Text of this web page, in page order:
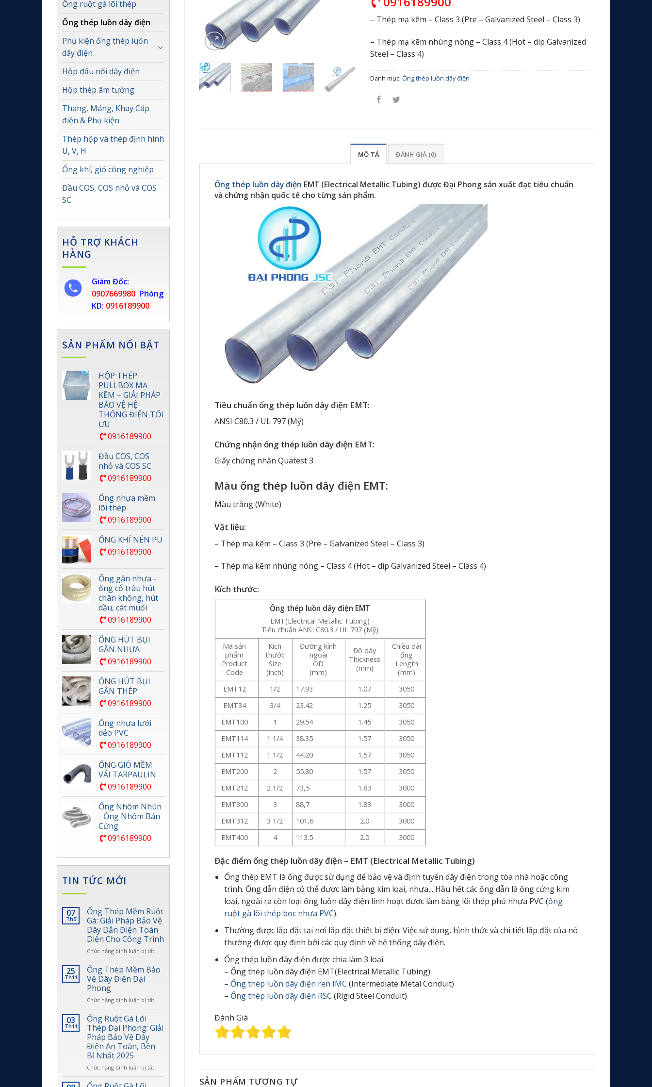
Ống ruột gà lõi thép
Ống thép luồn dây điện
Phụ kiện ống thép luồn
dây điện
Hộp đấu nối dây điện
Hộp thép âm tường
Thang, Máng, Khay Cáp
điện & Phụ kiện
Thép hộp và thép định hình
U, V, H
Ống khí, gió công nghiệp
Đầu COS, COS nhỏ và COS
SC
HỖ TRỢ KHÁCH
HÀNG
Giám Đốc:
0907669980 Phòng
KD: 0916189900
SẢN PHẨM NỔI BẬT
HỘP THÉP
PULLBOX MẠ
KẼM – GIẢI PHÁP
BẢO VỆ HỆ
THỐNG ĐIỆN TỐI
ƯU
0916189900
Đầu COS, COS
nhỏ và COS SC
0916189900
Ống nhựa mềm
lõi thép
0916189900
ỐNG KHÍ NÉN PU
0916189900
Ống gân nhựa -
ống cổ trâu hút
chân không, hút
dầu, cát muối
0916189900
ỐNG HÚT BỤI
GÂN NHỰA
0916189900
ỐNG HÚT BỤI
GÂN THÉP
0916189900
Ống nhựa lưới
dẻo PVC
0916189900
ỐNG GIÓ MỀM
VẢI TARPAULIN
0916189900
Ống Nhôm Nhún
- Ống Nhôm Bán
Cứng
0916189900
TIN TỨC MỚI
07
Th5
Ống Thép Mềm Ruột
Gà: Giải Pháp Bảo Vệ
Dây Dẫn Điện Toàn
Diện Cho Công Trình
Chức năng bình luận bị tắtở
Thép
Giải
Vệ
Dây
Điện
Diện
25
Th11
Ống Thép Mềm Bảo
Vệ Dây Điện Đại
Phong
Chức năng bình luận bị tắtở
Mềm
Bảo
Dây
Đại
03
Th11
Ống Ruột Gà Lõi
Thép Đại Phong: Giải
Pháp Bảo Vệ Dây
Điện An Toàn, Bền
Bỉ Nhất 2025
Chức năng bình luận bị tắtở
Ống
– Thép mạ kẽm – Class 3 (Pre – Galvanized Steel – Class 3)
– Thép mạ kẽm nhúng nóng – Class 4 (Hot – dip Galvanized
Steel – Class 4)
Danh mục:Ống thép luồn dây điện
MÔ TẢ ĐÁNH GIÁ (0)
Ống thép luồn dây điện EMT (Electrical Metallic Tubing) được Đại Phong sản xuất đạt tiêu chuẩn
và chứng nhận quốc tế cho từng sản phẩm.
Tiêu chuẩn ống thép luồn dây điện EMT:
ANSI C80.3 / UL 797 (Mỹ)
Chứng nhận ống thép luồn dây điện EMT:
Giấy chứng nhận Quatest 3
Màu ống thép luồn dây điện EMT:
Màu trắng (White)
Vật liệu:
– Thép mạ kẽm – Class 3 (Pre – Galvanized Steel – Class 3)
– Thép mạ kẽm nhúng nóng – Class 4 (Hot – dip Galvanized Steel – Class 4)
Kích thước:
Ống thép luồn dây điện EMT
EMT(Electrical Metallic Tubing)
Tiêu chuẩn ANSI C80.3 / UL 797 (Mỹ)
Mã sản
phẩm
Product
Code
Kích
thước
Size
(inch)
Đường kính
ngoài
OD
(mm)
Độ dày
Thickness
(mm)
Chiều dài
ống
Length
(mm)
EMT12
1/2 17.93 1.07
3050
EMT34
3/4 23.42 1.25
3050
EMT100
1 29.54 1.45
3050
EMT114
1 1/4 38.35 1.57
3050
EMT112
1 1/2 44.20 1.57
3050
EMT200
2 55.80 1.57
3050
EMT212
2 1/2 73,5 1.83
3000
EMT300
3 88,7 1.83
3000
EMT312
3 1/2 101,6 2.0
3000
EMT400
4 113.5 2.0 3000
Đặc điểm ống thép luồn dây điện – EMT (Electrical Metallic Tubing)
Ống thép EMT là ống được sử dụng để bảo vệ và định tuyến dây điện trong tòa nhà hoặc công
trình. Ống dẫn điện có thể được làm bằng kim loại, nhựa,.. Hầu hết các ống dẫn là ống cứng kim
loại, ngoài ra còn loại ống luồn dây điện linh hoạt được làm bằng lõi thép phủ nhựa PVC (ống
ruột gà lõi thép bọc nhựa PVC).
Thường được lắp đặt tại nơi lắp đặt thiết bị điện. Việc sử dụng, hình thức và chi tiết lắp đặt của nó
thường được quy định bởi các quy định về hệ thống dây điện.
Ống thép luồn đây điện được chia làm 3 loại.
– Ống thép luồn dây điện EMT(Electrical Metallic Tubing)
– Ống thép luồn dây điện ren IMC (Intermediate Metal Conduit)
– Ống thép luồn dây điện RSC (Rigid Steel Conduit)
Đánh Giá
SẢN PHẨM TƯƠNG TỰ